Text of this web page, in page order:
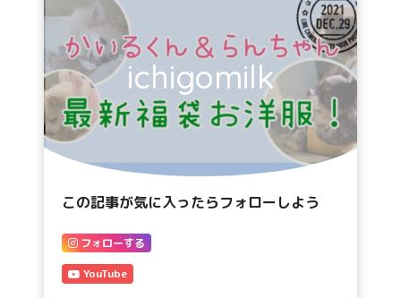
ichigomilk
この記事が気に入ったらフォローしよう
フォローする
YouTube